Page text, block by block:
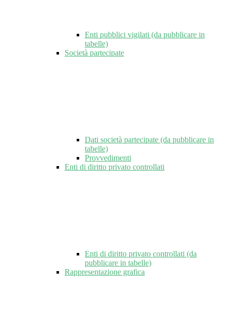
Enti pubblici vigilati (da pubblicare in
tabelle)
Società partecipate
Dati società partecipate (da pubblicare in
tabelle)
Provvedimenti
Enti di diritto privato controllati
Enti di diritto privato controllati (da
pubblicare in tabelle)
Rappresentazione grafica